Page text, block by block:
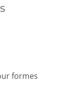
formes